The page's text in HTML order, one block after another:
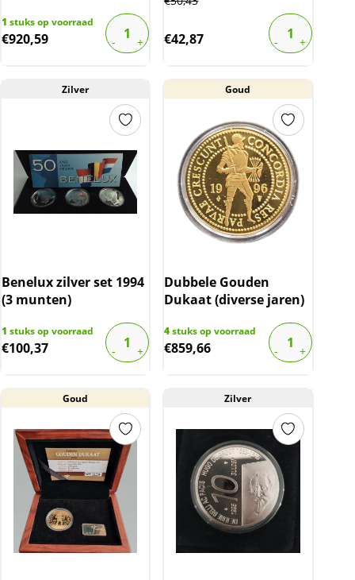
1 stuks op voorraad
€920,59 €42,87
Zilver
Benelux zilver set 1994
(3 munten)
1 stuks op voorraad
€100,37
Goud
Dubbele Gouden
Dukaat (diverse jaren)
4stuks op voorraad
€859,66
Goud Zilver